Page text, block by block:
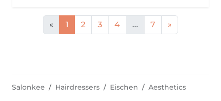
« 1 2 3 4 ... 7 »
Salonkee Hairdressers Eischen Aesthetics